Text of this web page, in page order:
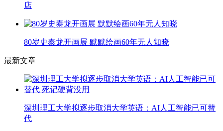
店
80岁史泰龙开画展 默默绘画60年无人知晓
最新文章
深圳理工大学拟逐步取消大学英语：AI人工智能已可替
代